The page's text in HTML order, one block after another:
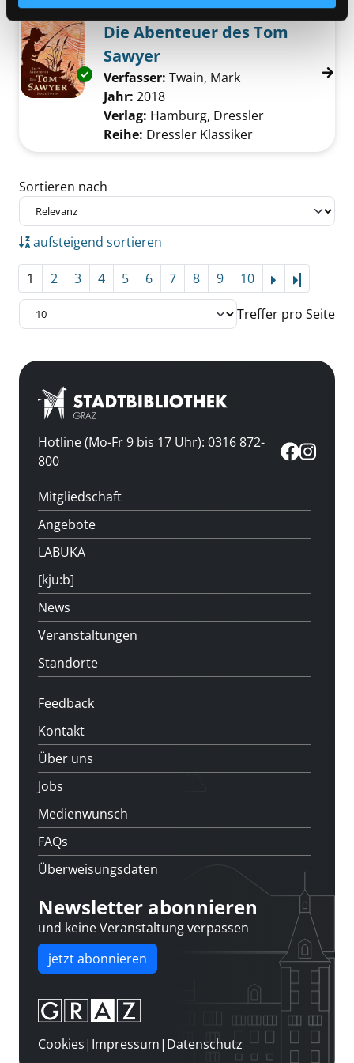
Exemplar-Details von Die Abenteuer des
Mediengruppe:Kinderbuch
Die Abenteuer des Tom
Sawyer
Verfasser: Twain, Mark Suche nach
Jahr: 2018
Verlag: Hamburg, Dressler
Reihe: Dressler Klassiker
Zu den Suchfiltern springen
Sortieren nach
aufsteigend sortieren
1 2 3 4 5 6 7 8 9 10
Treffer pro Seite
Hotline (Mo-Fr 9 bis 17 Uhr): 0316 872-
800
Mitgliedschaft
Angebote
LABUKA
[kju:b]
News
Veranstaltungen
Standorte
Feedback
Kontakt
Über uns
Jobs
Medienwunsch
FAQs
Überweisungsdaten
Newsletter abonnieren
und keine Veranstaltung verpassen
jetzt abonnieren
Cookies| Impressum| Datenschutz